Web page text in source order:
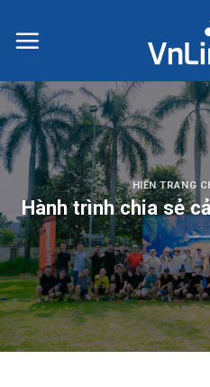
HIỂN TRANG
Hành trình chia sẻ